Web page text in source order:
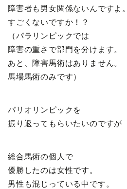
障害者も男女関係ないんですよ。
すごくないですか！？
（パラリンピックでは
障害の重さで部門を分けます。
あと、障害馬術はありません。
馬場馬術のみです）
パリオリンピックを
振り返ってもらいたいのですが
総合馬術の個人で
優勝したのは女性です。
男性も混じっている中です。